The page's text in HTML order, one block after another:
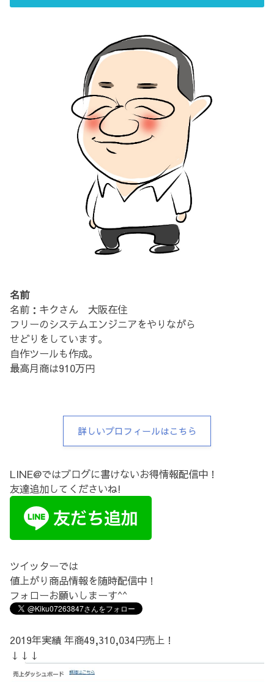
名前
名前：キクさん 大阪在住
フリーのシステムエンジニアをやりながら
せどりをしています。
自作ツールも作成。
最高月商は910万円
詳しいプロフィールはこちら
LINE@ではブログに書けないお得情報配信中！
友達追加してくださいね!
ツイッターでは
値上がり商品情報を随時配信中！
フォローお願いしまーす^^
2019年実績 年商49,310,034円売上！
↓↓↓